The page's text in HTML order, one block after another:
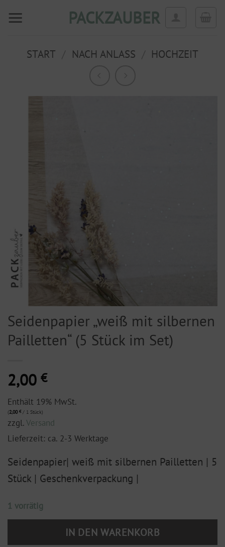
Inhalt
PACKZAUBER
START NACH ANLASS HOCHZEIT
Seidenpapier „weiß mit silbernen
Pailletten“ (5 Stück im Set)
2,00 €
Enthält 19% MwSt.
(2,00 €/ 1 Stück)
zzgl.Versand
Lieferzeit: ca. 2-3 Werktage
Seidenpapier| weiß mit silbernen Pailletten | 5
Stück | Geschenkverpackung |
1 vorrätig
IN DEN WARENKORB